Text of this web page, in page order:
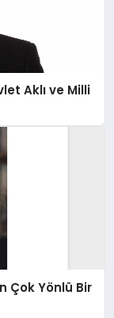
Aklı ve Milli
Çok Yönlü Bir